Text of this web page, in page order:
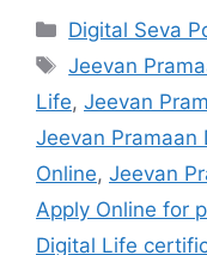
Digital Seva
Jeevan
Life, Jeevan
Jeevan
Online, Jeevan
Apply Online for
Digital Life